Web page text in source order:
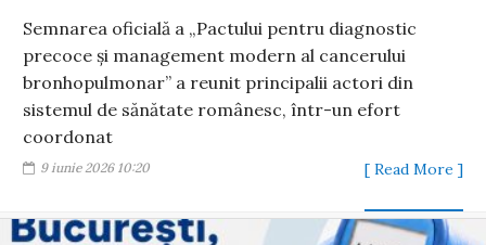
Semnarea oficială a „Pactului pentru diagnostic
precoce și management modern al cancerului
bronhopulmonar” a reunit principalii actori din
sistemul de sănătate românesc, într-un efort
coordonat
9 iunie 2026 10:20 [ Read More ]